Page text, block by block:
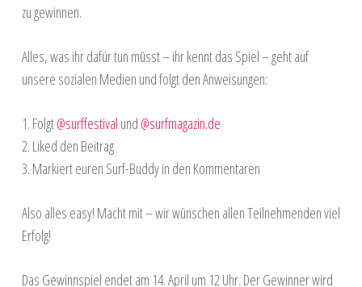
zu gewinnen.
Alles, was ihr dafür tun müsst – ihr kennt das Spiel – geht auf
unsere sozialen Medien und folgt den Anweisungen:
1. Folgt@surffestival und @surfmagazin.de
2. Liked den Beitrag
3. Markiert euren Surf-Buddy in den Kommentaren
Also alles easy! Macht mit – wir wünschen allen Teilnehmenden viel
Erfolg!
Das Gewinnspiel endet am 14. April um 12 Uhr. Der Gewinner wird